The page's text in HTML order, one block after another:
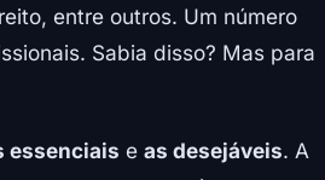
entre outros. Um número
Sabia disso? Mas para
essenciais e as desejáveis. A